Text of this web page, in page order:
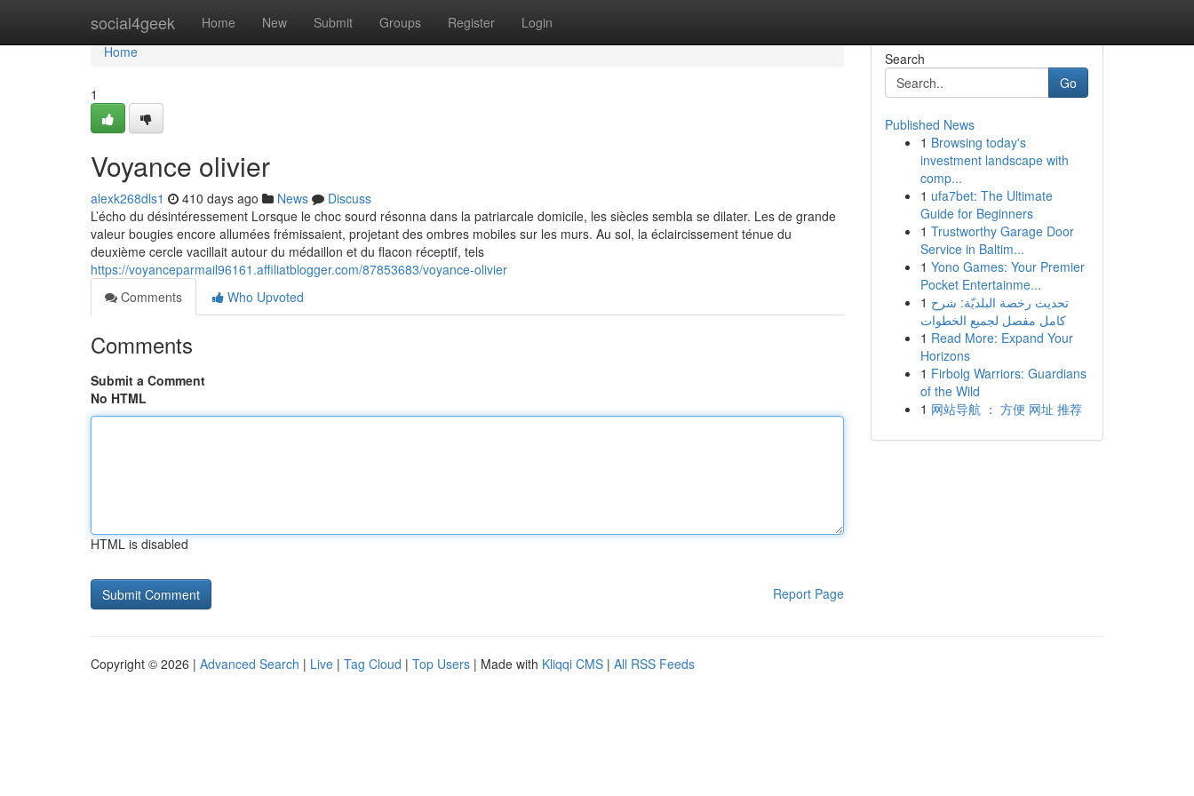
social4geek Home New Submit Groups Register Login
Home
Home
1
Voyance olivier
alexk268dls1 410 days ago News
Discuss
L’écho du désintéressement Lorsque le choc sourd résonna dans la patriarcale domicile, les siècles sembla se dilater. Les de grande
valeur bougies encore allumées frémissaient, projetant des ombres mobiles sur les murs. Au sol, la éclaircissement ténue du
deuxième cercle vacillait autour du médaillon et du flacon réceptif, tels
https://voyanceparmail96161.affiliatblogger.com/87853683/voyance-olivier
Comments
Who Upvoted
Comments
Submit a Comment
No HTML
HTML is disabled
Report Page
Search
Go
Published News
1 Browsing today's
investment landscape with
comp...
1 ufa7bet: The Ultimate
Guide for Beginners
1 Trustworthy Garage Door
Service in Baltim...
1 Yono Games: Your Premier
Pocket Entertainme...
1 تحديث رخصة البلديّة: شرح
كامل مفصل لجميع الخطوات
1 Read More: Expand Your
Horizons
1 Firbolg Warriors: Guardians
of the Wild
1 网站导航 ： 方便 网址 推荐
Copyright © 2026 | Advanced Search | Live | Tag Cloud | Top Users | Made with Kliqqi CMS | All RSS Feeds